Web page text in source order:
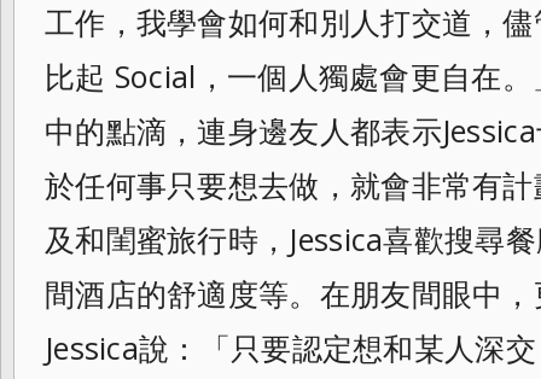
工作，我學會如何和別人打交道，
比起 Social，一個人獨處會更自在
中的點滴，連身邊友人都表示
於任何事只要想去做， 就會非常有
及和閨蜜旅行時， Jessica喜歡搜尋
間酒店的舒適度等。在朋友間眼中
Jessica說：「只要認定想和某人深